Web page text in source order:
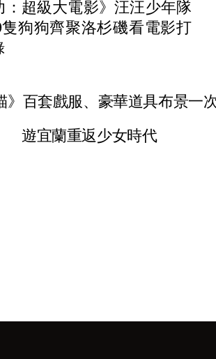
：超級大電影》汪汪少年隊
狗狗齊聚洛杉磯看電影打
百套戲服、豪華道具布景一
遊宜蘭重返少女時代